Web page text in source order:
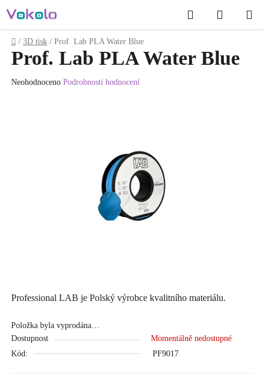
na
obsah
Hledat
KOŠÍK
Domů
/ 3D tisk / Prof. Lab PLA Water Blue
Professional LAB je Polský výrobce kvalitního materiálu.
Položka byla vyprodána…
Dostupnost
Momentálně nedostupné
Kód:
PF9017
Prof. Lab PLA Water Blue
Průměrné
Neohodnoceno Podrobnosti hodnocení